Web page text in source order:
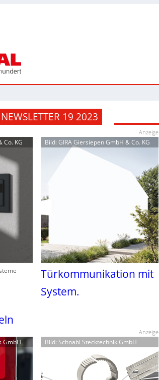
19 2023
Co. KG
Anzeige
Bild: GIRA Giersiepen GmbH & Co. KG
Türkommunikation mit
System.
GmbH
Anzeige
Bild: Schnabl Stecktechnik GmbH